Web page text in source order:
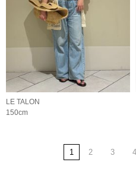
LE TALON
150cm
1 2 3 4